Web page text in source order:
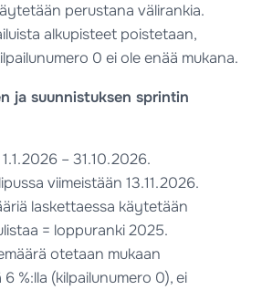
perustana välirankia.
alkupisteet poistetaan,
0 ei ole enää mukana.
ja suunnistuksen sprintin
– 31.10.2026.
viimeistään 13.11.2026.
laskettaessa käytetään
= loppuranki 2025.
otetaan mukaan
%:lla (kilpailunumero 0), ei